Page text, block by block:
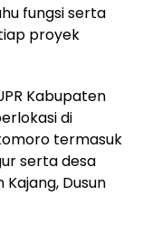
fungsi serta
proyek
Kabupaten
di
termasuk
serta desa
Dusun